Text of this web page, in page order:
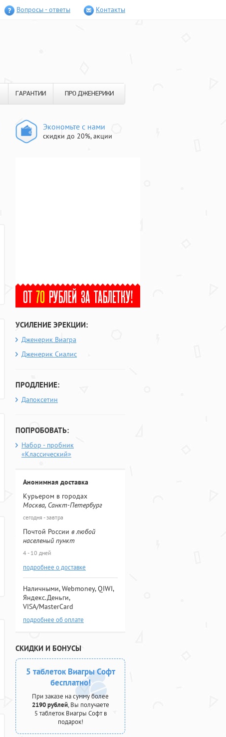
Вопросы - ответы Контакты
ГАРАНТИИ ПРО ДЖЕНЕРИКИ
Экономьте с нами
скидки до 20%, акции
УСИЛЕНИЕ ЭРЕКЦИИ:
Дженерик Виагра
Дженерик Сиалис
ПРОДЛЕНИЕ:
Дапоксетин
ПОПРОБОВАТЬ:
Набор - пробник
«Классический»
Анонимная доставка
Курьером в городах
Москва, Санкт-Петербург
сегодня - завтра
Почтой России в любой
населеный пункт
4 - 10 дней
подробнее о доставке
Наличными, Webmoney, QIWI,
Яндекс.Деньги,
VISA/MasterCard
подробнее об оплате
СКИДКИ И БОНУСЫ
5 таблеток Виагры Софт
бесплатно!
При заказе на сумму более
2190 рублей, Вы получаете
5 таблеток Виагры Софт в
подарок!